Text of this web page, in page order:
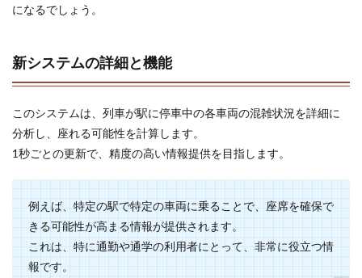
になるでしょう。
新システムの詳細と機能
このシステムは、列車が駅に停車中の各車両の混雑状況を詳細に
分析し、座れる可能性を計算します。
1秒ごとの更新で、精度の高い情報提供を目指します。
例えば、特定の駅で特定の車両に乗ることで、座席を確保で
きる可能性が高まる情報が提供されます。
これは、特に通勤や通学の利用者にとって、非常に役立つ情
報です。